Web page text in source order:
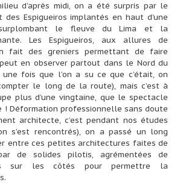
d’après midi, on a été surpris par le
Espigueiros implantés en haut d’une
surplombant le fleuve du Lima et la
Les Espigueiros, aux allures de
fait des greniers permettant de faire
en observer partout dans le Nord du
une fois que l’on a su ce que c’était, on
le long de la route), mais c’est à
plus d’une vingtaine, que le spectacle
Déformation professionnelle sans doute
architecte, c’est pendant nos études
s’est rencontrés), on a passé un long
entre ces petites architectures faites de
de solides pilotis, agrémentées de
sur les côtés pour permettre la